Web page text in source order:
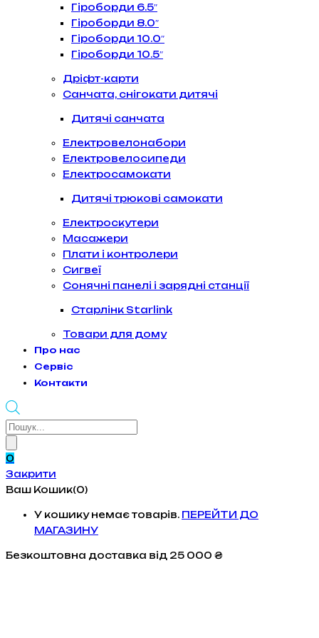
Гіроборди 6.5″
Гіроборди 8.0″
Гіроборди 10.0″
Гіроборди 10.5″
Дріфт-карти
Санчата, снігокати дитячі
Дитячі санчата
Електровелонабори
Електровелосипеди
Електросамокати
Дитячі трюкові самокати
Електроскутери
Масажери
Плати і контролери
Сигвеї
Сонячні панелі і зарядні станції
Старлінк Starlink
Товари для дому
Про нас
Сервіс
Контакти
Products
0
Закрити
Ваш Кошик(0)
У кошику немає товарів. ПЕРЕЙТИ ДО
МАГАЗИНУ
Безкоштовна доставка від 25 000 ₴